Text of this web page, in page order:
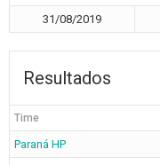
31/08/2019
Resultados
Time
Paraná HP